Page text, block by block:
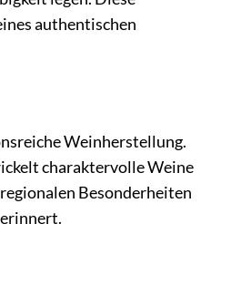
authentischen
Weinherstellung.
charaktervolle Weine
Besonderheiten